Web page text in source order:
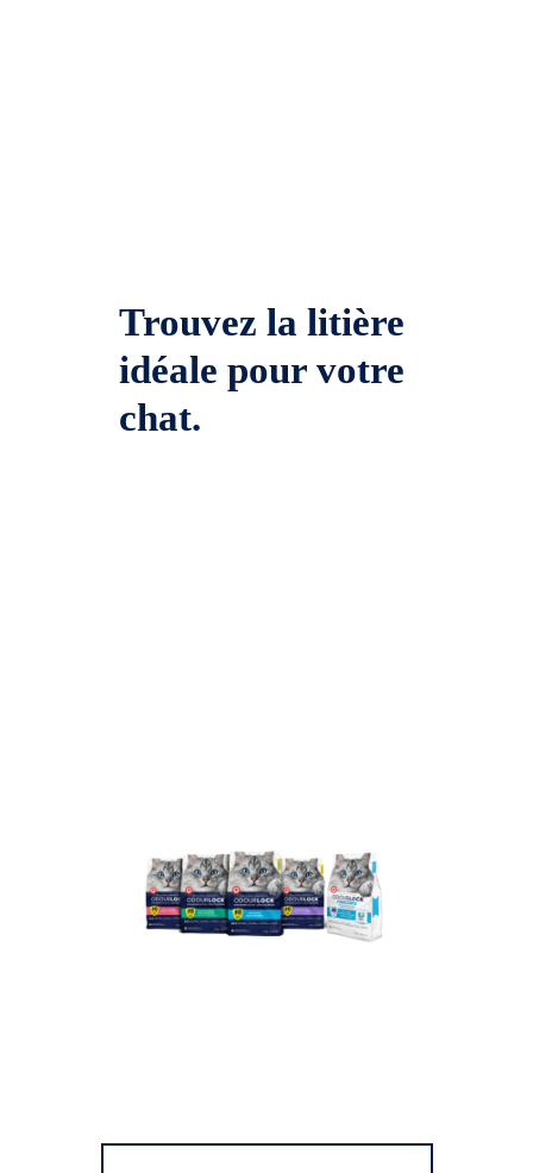
Trouvez la litière
idéale pour votre
chat.